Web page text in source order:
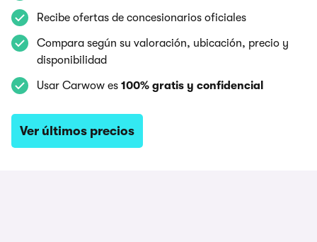
Recibe ofertas de concesionarios oficiales
Compara según su valoración, ubicación, precio y
disponibilidad
Usar Carwow es 100% gratis y confidencial
Ver últimos precios